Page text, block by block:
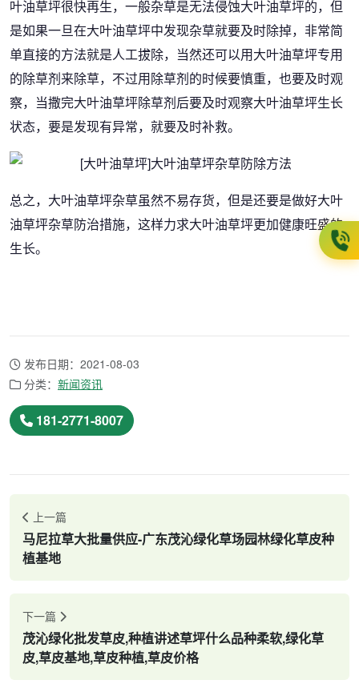
叶油草坪很快再生，一般杂草是无法侵蚀大叶油草坪的，但
是如果一旦在大叶油草坪中发现杂草就要及时除掉，非常简
单直接的方法就是人工拔除，当然还可以用大叶油草坪专用
的除草剂来除草，不过用除草剂的时候要慎重，也要及时观
察，当撒完大叶油草坪除草剂后要及时观察大叶油草坪生长
状态，要是发现有异常，就要及时补救。
总之，大叶油草坪杂草虽然不易存货，但是还要是做好大叶
油草坪杂草防治措施，这样力求大叶油草坪更加健康旺盛的
生长。
发布日期：2021-08-03
分类： 新闻资讯
181-2771-8007
上一篇
马尼拉草大批量供应-广东茂沁绿化草场园林绿化草皮种
植基地
下一篇
茂沁绿化批发草皮,种植讲述草坪什么品种柔软,绿化草
皮,草皮基地,草皮种植,草皮价格